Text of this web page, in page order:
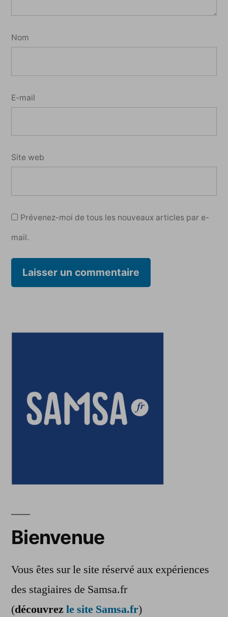
Nom
E-mail
Site web
Prévenez-moi de tous les nouveaux articles par e-
mail.
Bienvenue
Vous êtes sur le site réservé aux expériences
des stagiaires de Samsa.fr
(découvrezle site Samsa.fr)